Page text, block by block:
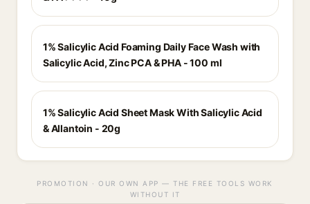
1% Salicylic Acid Foaming Daily Face Wash with
Salicylic Acid, Zinc PCA & PHA - 100 ml
1% Salicylic Acid Sheet Mask With Salicylic Acid
& Allantoin - 20g
PROMOTION · OUR OWN APP — THE FREE TOOLS WORK
WITHOUT IT